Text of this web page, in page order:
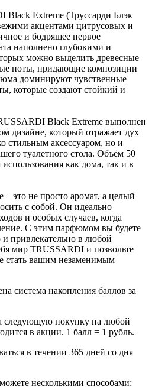
Extreme (Труссарди Блэк
акцентами цитрусовых и
и бодрящее первое
наполнено глубокими и
можно выделить древесные
ноты, придающие композиции
доминируют чувственные
которые создают стойкий и
Black Extreme выполнен
дизайне, который отражает дух
стильным аксессуаром, но и
туалетного стола. Объём 50
как дома, так и в
это не просто аромат, а целый
с собой. Он идеально
и особых случаев, когда
С этим парфюмом вы будете
и привлекательно в любой
мир TRUSSARDI и позвольте
стать вашим незаменимым
система накопления баллов за
следующую покупку на любой
в акции. 1 балл = 1 рубль.
в течении 365 дней со дня
несколькими способами: